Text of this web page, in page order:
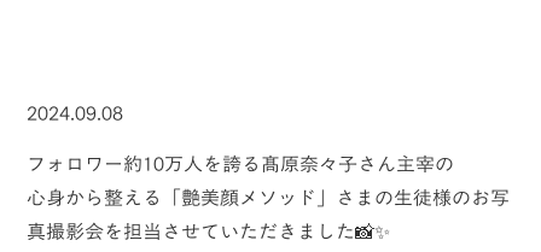
2024.09.08
フォロワー約10万人を誇る髙原奈々子さん主宰の
心身から整える「艶美顔メソッド」さまの生徒様のお写
真撮影会を担当させていただきました📸✨